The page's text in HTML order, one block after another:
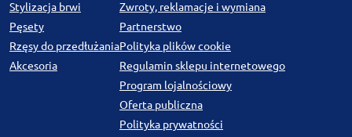
Stylizacja brwi
Pęsety
Rzęsy do przedłużania
Akcesoria
Zwroty, reklamacje i wymiana
Partnerstwo
Polityka plików cookie
Regulamin sklepu internetowego
Program lojalnościowy
Oferta publiczna
Polityka prywatności